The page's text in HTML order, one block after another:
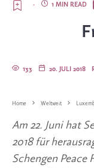
1 MIN READ
·
20. JULI 2018
133
Home Weltweit
Am 22. Juni hat
2018 für
Schengen Peace